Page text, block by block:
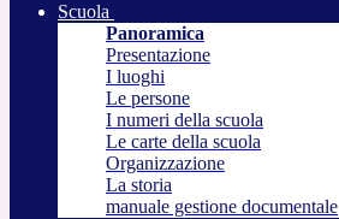
Scuola
Panoramica
Presentazione
I luoghi
Le persone
I numeri della scuola
Le carte della scuola
Organizzazione
La storia
manuale gestione documentale